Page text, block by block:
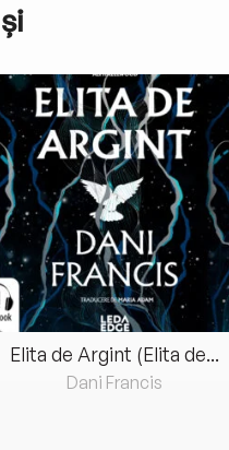
Elita de Argint (Elita de...
Dani Francis